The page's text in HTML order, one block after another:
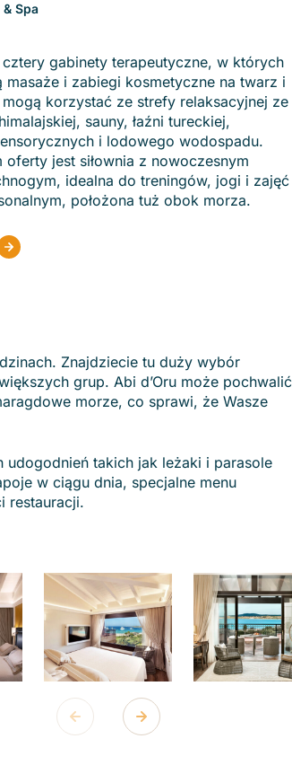
Spa
gabinety terapeutyczne, w których
masaże i zabiegi kosmetyczne na twarz i
mogą korzystać ze strefy relaksacyjnej ze
sauny, łaźni tureckiej,
i lodowego wodospadu.
oferty jest siłownia z nowoczesnym
idealna do treningów, jogi i
położona tuż obok morza.
Znajdziecie tu duży wybór
grup. Abi d’Oru może pochwalić
morze, co sprawi, że Wasze
udogodnień takich jak leżaki i parasole
w ciągu dnia, specjalne menu
restauracji.